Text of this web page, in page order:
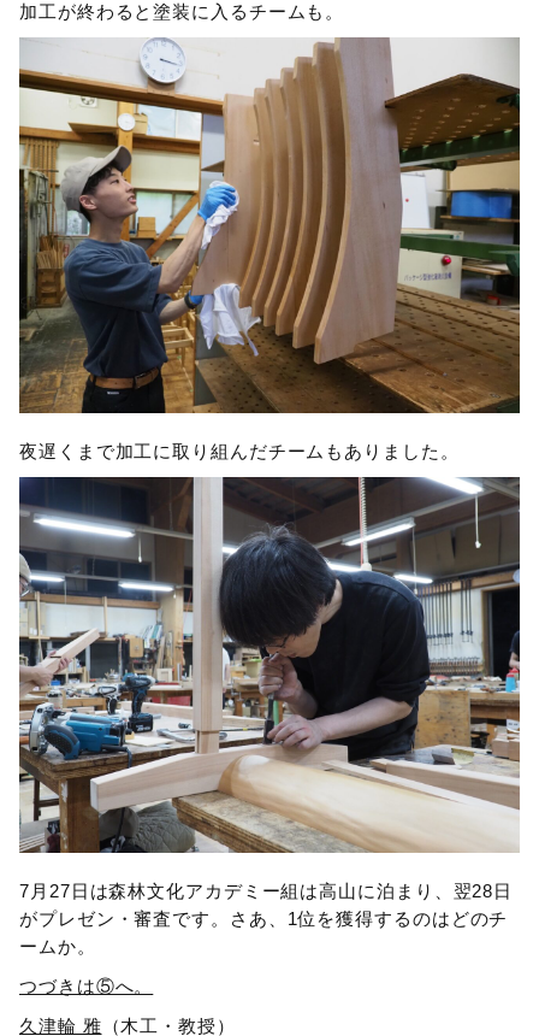
加工が終わると塗装に入るチームも。
夜遅くまで加工に取り組んだチームもありました。
7月27日は森林文化アカデミー組は高山に泊まり、翌28日
がプレゼン・審査です。さあ、1位を獲得するのはどのチ
ームか。
つづきは⑤へ。
久津輪 雅 （木工・教授）